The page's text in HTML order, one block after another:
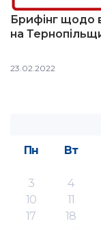
Брифінг щодо
на
23.02.2022
Пн
Вт
3
4
10
11
17
18